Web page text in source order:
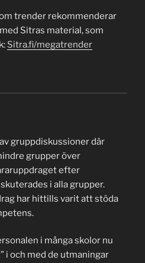
trender rekommenderar
Sitras material, som
Sitra.fi/megatrender
gruppdiskussioner där
grupper över
efter
i alla grupper.
har hittills varit att stöda
i många skolor nu
i och med de utmaningar